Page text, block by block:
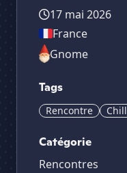
17 mai 2026
France
Gnome
Tags
Rencontre Chill
Catégorie
Rencontres